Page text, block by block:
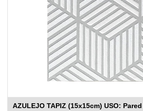
AZULEJO TAPIZ (15x15cm) USO: Pared